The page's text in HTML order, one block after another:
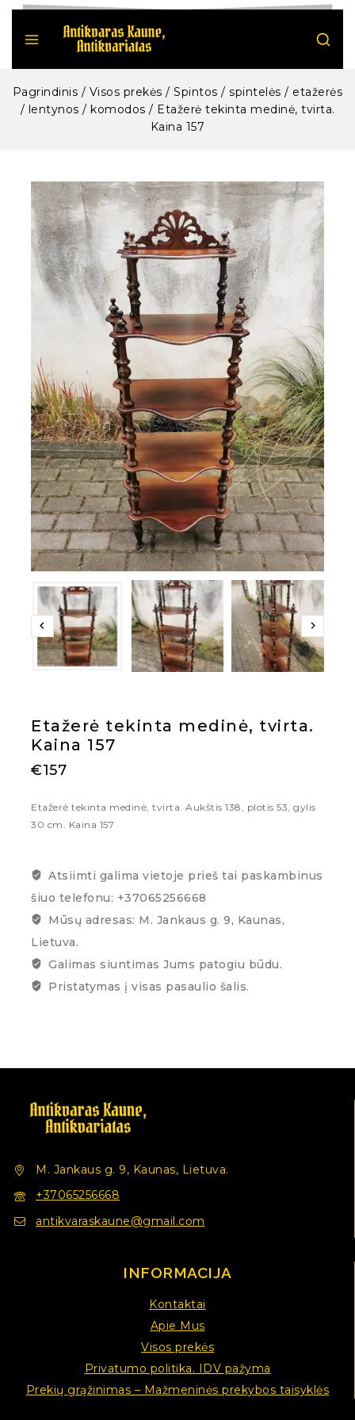
Pagrindinis / Visos prekės / Spintos / spintelės / etažerės
/ lentynos / komodos / Etažerė tekinta medinė, tvirta.
Kaina 157
Etažerė tekinta medinė, tvirta.
Kaina 157
€157
Etažerė tekinta medinė, tvirta. Aukštis 138, plotis 53, gylis
30 cm. Kaina 157
Atsiimti galima vietoje prieš tai paskambinus
šiuo telefonu: +37065256668
Mūsų adresas: M. Jankaus g. 9, Kaunas,
Lietuva.
Galimas siuntimas Jums patogiu būdu.
Pristatymas į visas pasaulio šalis.
M. Jankaus g. 9, Kaunas, Lietuva.
+37065256668
antikvaraskaune@gmail.com
INFORMACIJA
Kontaktai
Apie Mus
Visos prekės
Privatumo politika. IDV pažyma
Prekių grąžinimas – Mažmeninės prekybos taisyklės